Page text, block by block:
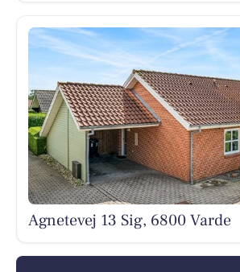
Agnetevej 13 Sig, 6800 Varde